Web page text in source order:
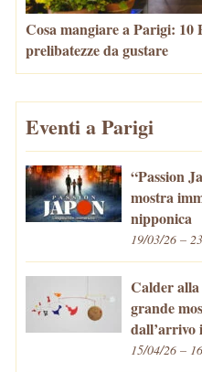
Cosa mangiare a Parigi:
prelibatezze da gustare
Eventi a Parigi
“Passion
mostra
nipponica
19/03/26 –
Calder
grande
dall’arrivo
15/04/26 –